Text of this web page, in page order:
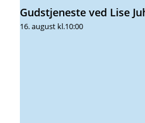
Gudstjeneste ved Lise
16. august kl.10:00